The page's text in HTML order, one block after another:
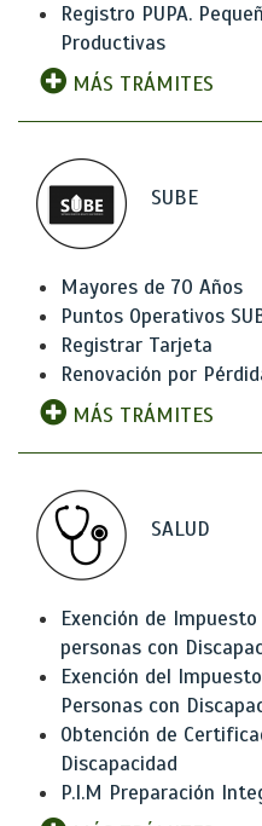
Registro PUPA.
Productivas
MÁS TRÁMITES
SUBE
Mayores de 70 Años
Puntos Operativos
Registrar Tarjeta
Renovación por
MÁS TRÁMITES
SALUD
Exención de
personas con
Exención del
Personas con
Obtención de
Discapacidad
P.I.M Preparación